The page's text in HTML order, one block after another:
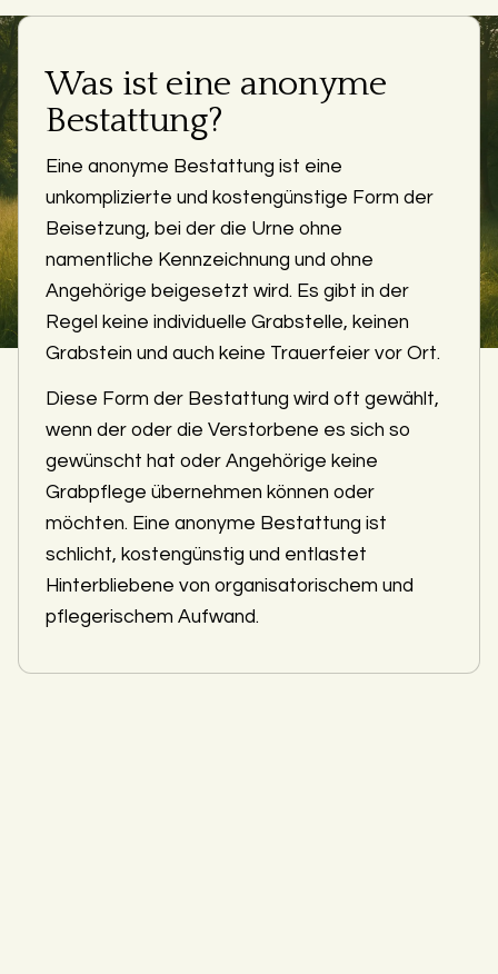
Was ist eine anonyme
Bestattung?
Eine anonyme Bestattung ist eine
unkomplizierte und kostengünstige Form der
Beisetzung, bei der die Urne ohne
namentliche Kennzeichnung und ohne
Angehörige beigesetzt wird. Es gibt in der
Regel keine individuelle Grabstelle, keinen
Grabstein und auch keine Trauerfeier vor Ort.
Diese Form der Bestattung wird oft gewählt,
wenn der oder die Verstorbene es sich so
gewünscht hat oder Angehörige keine
Grabpflege übernehmen können oder
möchten. Eine anonyme Bestattung ist
schlicht, kostengünstig und entlastet
Hinterbliebene von organisatorischem und
pflegerischem Aufwand.